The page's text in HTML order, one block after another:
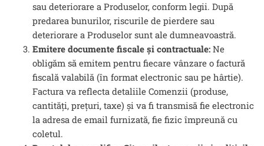
sau deteriorare a Produselor, conform legii. După
predarea bunurilor, riscurile de pierdere sau
deteriorare a Produselor sunt ale dumneavoastră.
Emitere documente fiscale și contractuale: Ne
obligăm să emitem pentru fiecare vânzare o factură
fiscală valabilă (în format electronic sau pe hârtie).
Factura va reflecta detaliile Comenzii (produse,
cantități, prețuri, taxe) și va fi transmisă fie electronic
la adresa de email furnizată, fie fizic împreună cu
coletul.